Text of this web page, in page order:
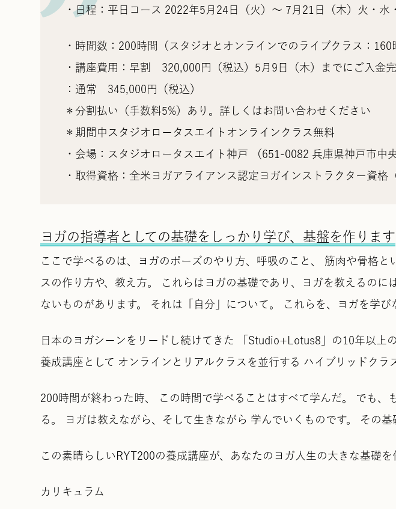
・日程：平日コース 2022年5月24日（火）～ 7月21日（木）火・
・時間数：200時間（スタジオとオンラインでのライブクラス：160
・講座費用：早割 320,000円（税込）5月9日（木）までにご入金
：通常 345,000円（税込）
＊分割払い（手数料5%）あり。詳しくはお問い合わせください
＊期間中スタジオロータスエイトオンラインクラス無料
・会場：スタジオロータスエイト神戸 （651-0082 兵庫県神戸市中
・取得資格：全米ヨガアライアンス認定ヨガインストラクター資格
ヨガの指導者としての基礎をしっかり学び、基盤を作ります
ここで学べるのは、ヨガのポーズのやり方、呼吸のこと、 筋肉や骨格
スの作り方や、教え方。 これらはヨガの基礎であり、ヨガを教えるの
ないものがあります。 それは「自分」について。 これらを、ヨガを学
日本のヨガシーンをリードし続けてきた 「Studio+Lotus8」の10年以
養成講座として オンラインとリアルクラスを並行する ハイブリッドク
200時間が終わった時、 この時間で学べることはすべて学んだ。 でも
る。 ヨガは教えながら、そして生きながら 学んでいくものです。 その
この素晴らしいRYT200の養成講座が、あなたのヨガ人生の大きな基礎を
カリキュラム